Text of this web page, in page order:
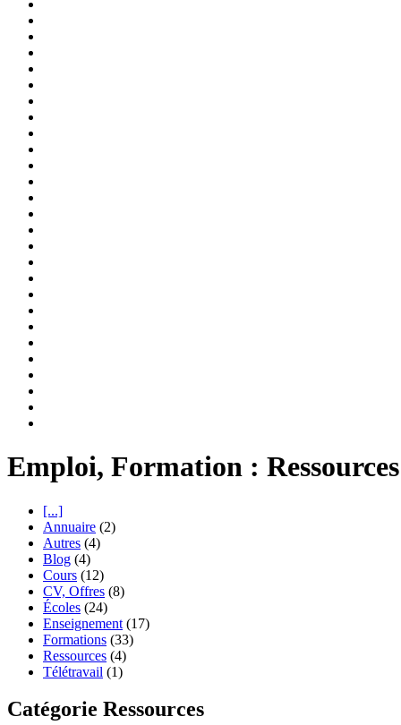
Emploi, Formation : Ressources
[...]
Annuaire (2)
Autres (4)
Blog (4)
Cours (12)
CV, Offres (8)
Écoles (24)
Enseignement (17)
Formations (33)
Ressources (4)
Télétravail (1)
Catégorie Ressources